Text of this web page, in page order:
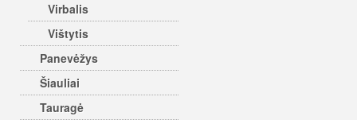
Virbalis
Vištytis
Panevėžys
Šiauliai
Tauragė